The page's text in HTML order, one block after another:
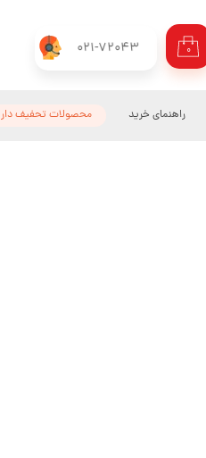
021-72043 ۰
محصولات تحفیف دار راهنمای خرید